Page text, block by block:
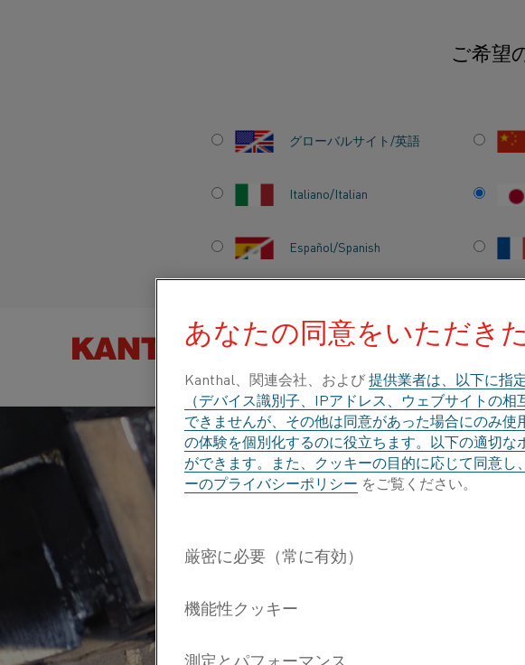
ご希望
グローバルサイト/英語
Italiano/Italian
Español/Spanish
製品を以下のカテゴリで探す
二次アルミニウム
回転式加熱炉
あなたの同意をいただき
Kanthal、関連会社、および提供業者は、以下に指
（デバイス識別子、IPアドレス、ウェブサイトの
できませんが、その他は同意があった場合にのみ
の体験を個別化するのに役立ちます。以下の適切
ができます。また、クッキーの目的に応じて同意
ーのプライバシーポリシー をご覧ください。